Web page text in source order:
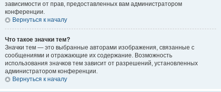
зависимости от прав, предоставленных вам администратором
конференции.
Вернуться к началу
Что такое значки тем?
Значки тем — это выбранные авторами изображения, связанные с
сообщениями и отражающие их содержание. Возможность
использования значков тем зависит от разрешений, установленных
администратором конференции.
Вернуться к началу